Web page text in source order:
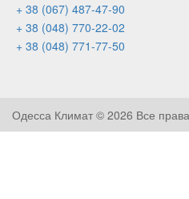
+ 38 (067) 487-47-90
+ 38 (048) 770-22-02
+ 38 (048) 771-77-50
Одесса Климат © 2026 Все